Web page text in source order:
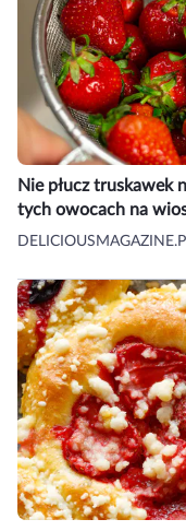
Nie płucz truskawek
tych owocach na